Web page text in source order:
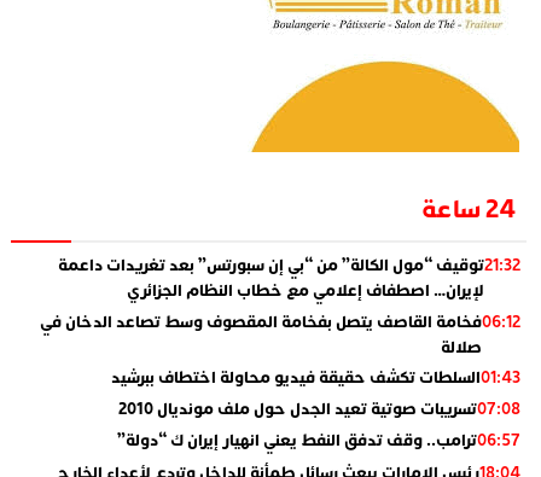
24 ساعة
21:32توقيف “مول الكالة” من “بي إن سبورتس” بعد تغريدات داعمة
لإيران… اصطفاف إعلامي مع خطاب النظام الجزائري
06:12فخامة القاصف يتصل بفخامة المقصوف وسط تصاعد الدخان في
صلالة
01:43السلطات تكشف حقيقة فيديو محاولة اختطاف ببرشيد
07:08تسريبات صوتية تعيد الجدل حول ملف مونديال 2010
06:57ترامب.. وقف تدفق النفط يعني انهيار إيران ك “دولة”
رئيس الإمارات يبعث رسائل طمأنة للداخل وتردع لأعداء الخارج